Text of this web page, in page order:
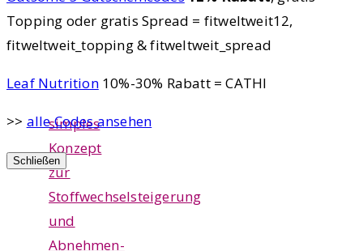
nutze
derzeit
ein
simples
Konzept
zur
Stoffwechselsteigerung
und
Abnehmen-
Topping oder gratis Spread = fitweltweit12,
fitweltweit_topping & fitweltweit_spread
Leaf Nutrition10%-30% Rabatt = CATHI
>> alle Codes ansehen
Schließen